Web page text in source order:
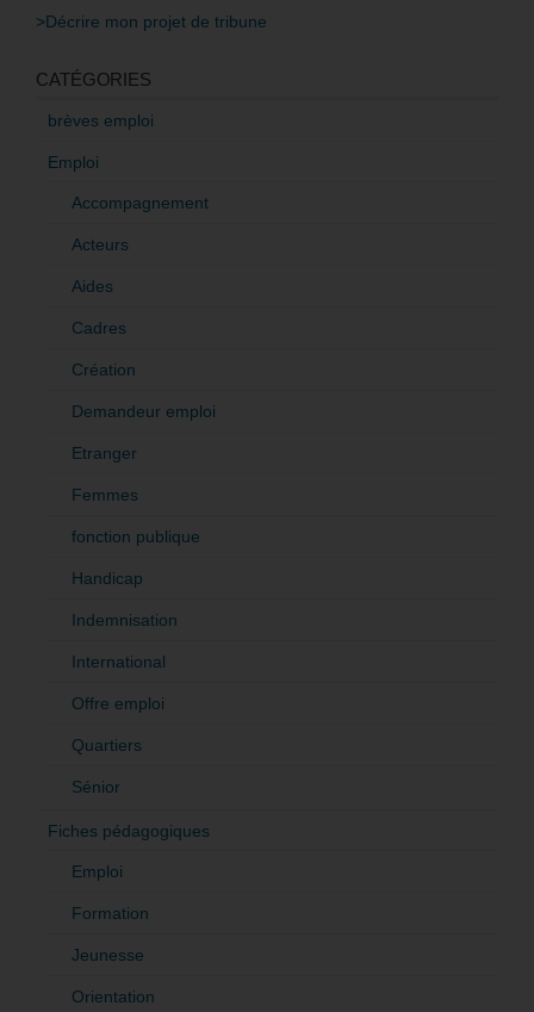
>Décrire mon projet de tribune
CATÉGORIES
brèves emploi
Emploi
Accompagnement
Acteurs
Aides
Cadres
Création
Demandeur emploi
Etranger
Femmes
fonction publique
Handicap
Indemnisation
International
Offre emploi
Quartiers
Sénior
Fiches pédagogiques
Emploi
Formation
Jeunesse
Orientation